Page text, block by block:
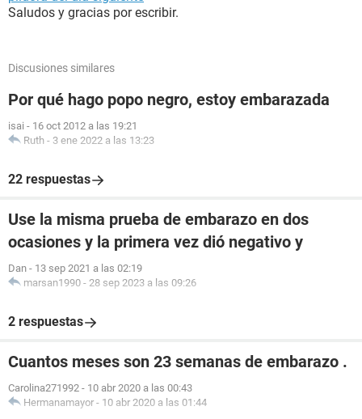
Saludos y gracias por escribir.
Discusiones similares
Por qué hago popo negro, estoy embarazada
isai - 16 oct 2012 a las 19:21
Ruth - 3 ene 2022 a las 13:23
22 respuestas
Use la misma prueba de embarazo en dos
ocasiones y la primera vez dió negativo y
Dan - 13 sep 2021 a las 02:19
marsan1990 - 28 sep 2023 a las 09:26
2 respuestas
Cuantos meses son 23 semanas de embarazo .
Carolina271992 - 10 abr 2020 a las 00:43
Hermanamayor - 10 abr 2020 a las 01:44